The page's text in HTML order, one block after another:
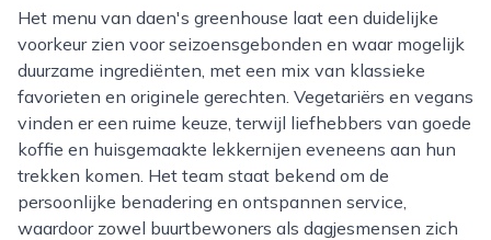
Het menu van daen's greenhouse laat een duidelijke
voorkeur zien voor seizoensgebonden en waar mogelijk
duurzame ingrediënten, met een mix van klassieke
favorieten en originele gerechten. Vegetariërs en vegans
vinden er een ruime keuze, terwijl liefhebbers van goede
koffie en huisgemaakte lekkernijen eveneens aan hun
trekken komen. Het team staat bekend om de
persoonlijke benadering en ontspannen service,
waardoor zowel buurtbewoners als dagjesmensen zich